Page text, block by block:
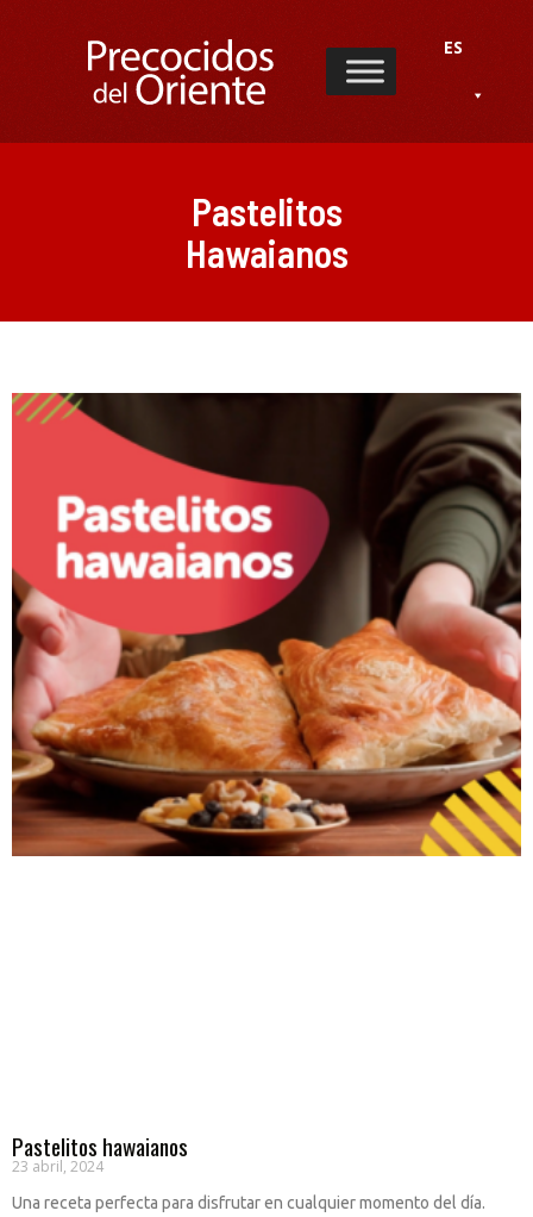
ES
Pastelitos
Hawaianos
Pastelitos hawaianos
23 abril, 2024
Una receta perfecta para disfrutar en cualquier momento del día.